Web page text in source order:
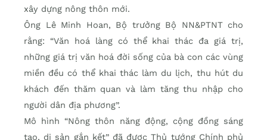
xây dựng nông thôn mới.
Ông Lê Minh Hoan, Bộ trưởng Bộ NN&PTNT cho
rằng: “Văn hoá làng có thể khai thác đa giá trị,
những giá trị văn hoá đời sống của bà con các vùng
miền đều có thể khai thác làm du lịch, thu hút du
khách đến thăm quan và làm tăng thu nhập cho
người dân địa phương”.
Mô hình “Nông thôn năng động, cộng đồng sáng
tạo, di sản gắn kết” đã được Thủ tướng Chính phủ